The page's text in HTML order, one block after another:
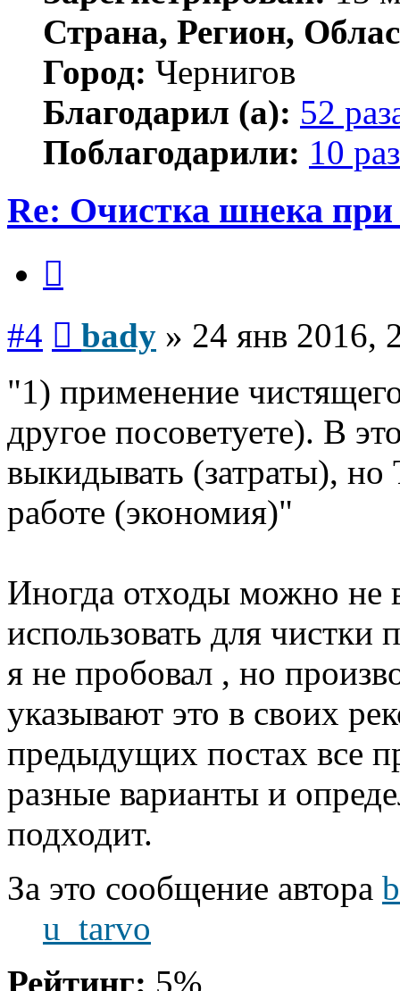
Страна, Регион,
Город: Чернигов
Благодарил (а): 52
Поблагодарили: 10 раз
Re: Очистка шнека при
#4 bady » 24 янв 2016,
"1) применение
другое посоветуете). В
выкидывать (затраты),
работе (экономия)"
Иногда отходы можно не
использовать для чистки
я не пробовал , но
указывают это в своих
предыдущих постах все
разные варианты и
подходит.
За это сообщение автора
u_tarvo
Рейтинг: 5%